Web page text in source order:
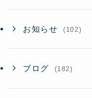
お知らせ (102)
ブログ (182)